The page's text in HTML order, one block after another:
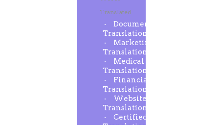
Translated
Document
Translation
Marketing
Translation
Medical
Translation
Financial
Translation
Website
Translation
Certified